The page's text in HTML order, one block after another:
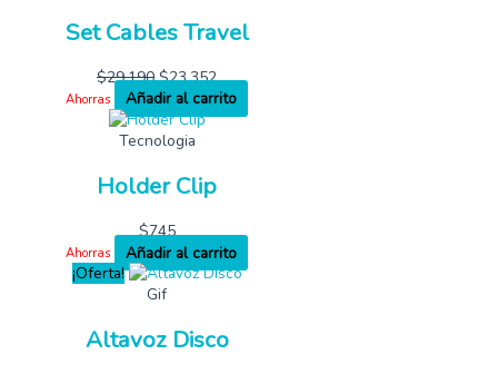
Set Cables Travel
$29,190 $23,352
Ahorras
Añadir al carrito
Tecnologia
Holder Clip
$745
Ahorras
Añadir al carrito
¡Oferta!
Gif
Altavoz Disco